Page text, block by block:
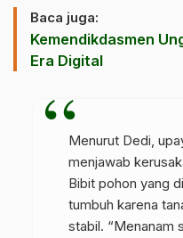
Baca juga:
Kemendikdasmen
Era Digital
Menurut Dedi,
menjawab
Bibit pohon yang
tumbuh karena
stabil. “Menanam